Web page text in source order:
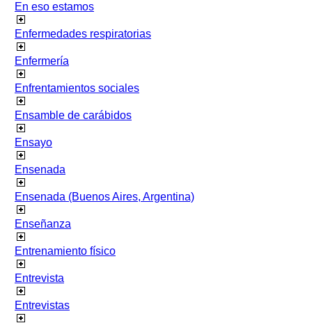
En eso estamos
Enfermedades respiratorias
Enfermería
Enfrentamientos sociales
Ensamble de carábidos
Ensayo
Ensenada
Ensenada (Buenos Aires, Argentina)
Enseñanza
Entrenamiento físico
Entrevista
Entrevistas